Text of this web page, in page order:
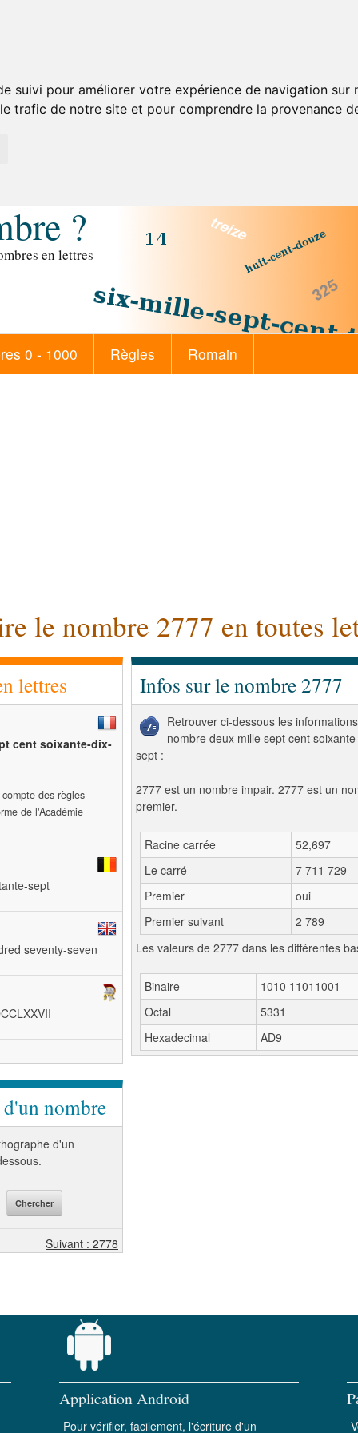
suivi pour améliorer votre expérience de navigation
trafic de notre site et pour comprendre la provenance
?
en lettres
0 - 1000 Règles Romain
le nombre 2777 en toutes
lettres
cent soixante-dix-
des règles
de l'Académie
sept
seventy-seven
nombre
d'un
Suivant : 2778
Infos sur le nombre 2777
Retrouver ci-dessous les
nombre deux mille sept cent
sept :
2777 est un nombre impair. 2777 est un
premier.
Racine carrée
52,697
Le carré
7 711 729
Premier
oui
Premier suivant
2 789
Les valeurs de 2777 dans les différentes
Binaire
1010 11011001
Octal
5331
Hexadecimal
AD9
Application Android
Pour vérifier, facilement, l'écriture d'un